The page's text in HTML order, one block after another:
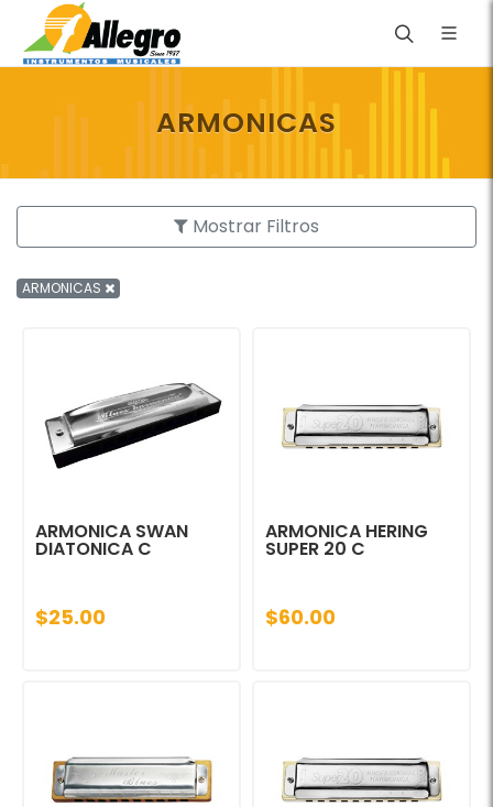
ARMONICAS
Mostrar Filtros
ARMONICAS
ARMONICA SWAN
DIATONICA C
$25.00
ARMONICA HERING
SUPER 20 C
$60.00